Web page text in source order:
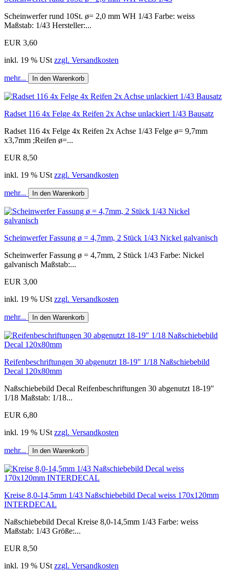
Scheinwerfer rund 10St. ø= 2,0 mm WH 1/43 Farbe: weiss
Maßstab: 1/43 Hersteller:...
EUR 3,60
inkl. 19 % USt zzgl. Versandkosten
mehr... In den Warenkorb
Radset 116 4x Felge 4x Reifen 2x Achse unlackiert 1/43 Bausatz
Radset 116 4x Felge 4x Reifen 2x Achse 1/43 Felge ø= 9,7mm
x3,7mm ;Reifen ø=...
EUR 8,50
inkl. 19 % USt zzgl. Versandkosten
mehr... In den Warenkorb
Scheinwerfer Fassung ø = 4,7mm, 2 Stück 1/43 Nickel galvanisch
Scheinwerfer Fassung ø = 4,7mm, 2 Stück 1/43 Farbe: Nickel
galvanisch Maßstab:...
EUR 3,00
inkl. 19 % USt zzgl. Versandkosten
mehr... In den Warenkorb
Reifenbeschriftungen 30 abgenutzt 18-19" 1/18 Naßschiebebild
Decal 120x80mm
Naßschiebebild Decal Reifenbeschriftungen 30 abgenutzt 18-19"
1/18 Maßstab: 1/18...
EUR 6,80
inkl. 19 % USt zzgl. Versandkosten
mehr... In den Warenkorb
Kreise 8,0-14,5mm 1/43 Naßschiebebild Decal weiss 170x120mm
INTERDECAL
Naßschiebebild Decal Kreise 8,0-14,5mm 1/43 Farbe: weiss
Maßstab: 1/43 Größe:...
EUR 8,50
inkl. 19 % USt zzgl. Versandkosten